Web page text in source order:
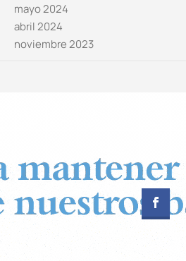
mayo 2024
abril 2024
noviembre 2023